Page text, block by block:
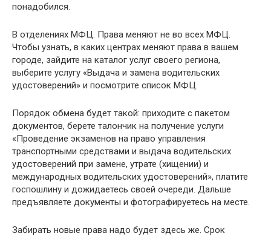
понадобился.
В отделениях МФЦ. Права меняют не во всех МФЦ.
Чтобы узнать, в каких центрах меняют права в вашем
городе, зайдите на каталог услуг своего региона,
выберите услугу «Выдача и замена водительских
удостоверений» и посмотрите список МФЦ.
Порядок обмена будет такой: приходите с пакетом
документов, берете талончик на получение услуги
«Проведение экзаменов на право управления
транспортными средствами и выдача водительских
удостоверений при замене, утрате (хищении) и
международных водительских удостоверений», платите
госпошлину и дожидаетесь своей очереди. Дальше
предъявляете документы и фотографируетесь на месте.
Забирать новые права надо будет здесь же. Срок